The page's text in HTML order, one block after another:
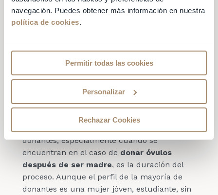
navegación. Puedes obtener más información en nuestra
política de cookies.
Permitir todas las cookies
Personalizar
Rechazar Cookies
Por lo tanto, si te has decidido adonar
óvulos después de ser madre
madre más adelante si así lo deseas.
¿Cuanto tiempo dura
todo el proceso de
donar óvulos?
donantes, especialmente cuando se
encuentran en el caso de donar óvulos
después de ser madre, es la duración del
proceso. Aunque el perfil de la mayoría de
donantes es una mujer jóven, estudiante, sin